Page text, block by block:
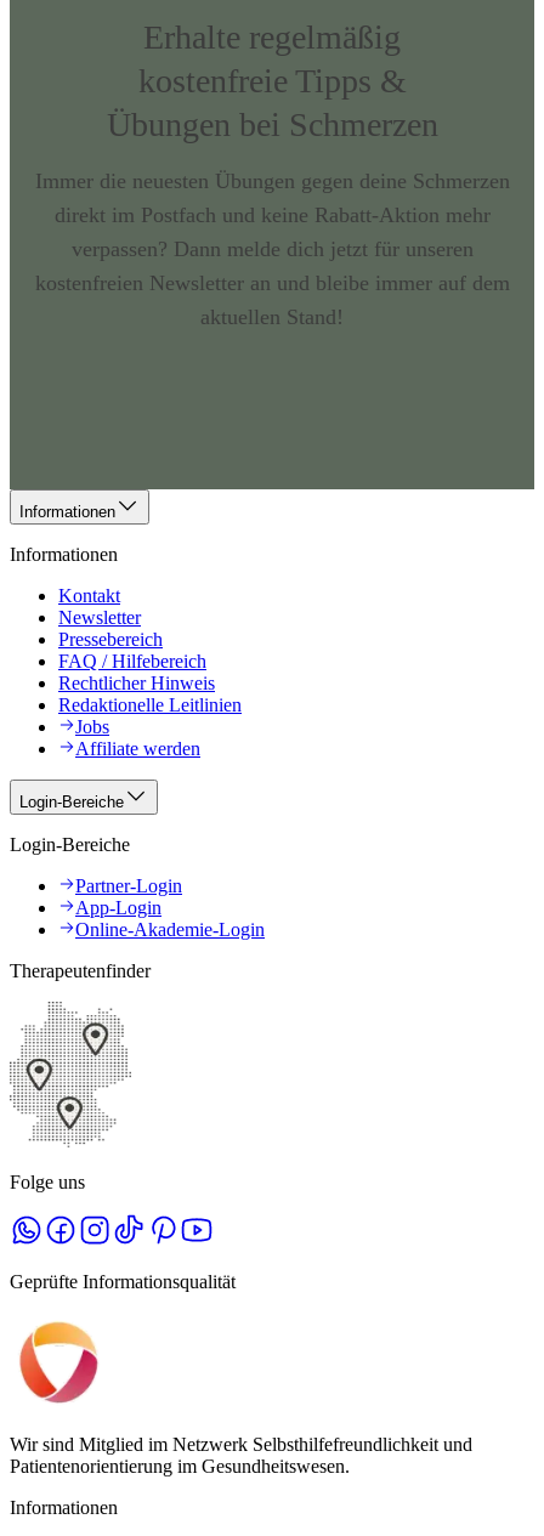
Erhalte regelmäßig
kostenfreie Tipps &
Übungen bei Schmerzen
Immer die neuesten Übungen gegen deine Schmerzen
direkt im Postfach und keine Rabatt-Aktion mehr
verpassen? Dann melde dich jetzt für unseren
kostenfreien Newsletter an und bleibe immer auf dem
aktuellen Stand!
Informationen
Informationen
Kontakt
Newsletter
Pressebereich
FAQ / Hilfebereich
Rechtlicher Hinweis
Redaktionelle Leitlinien
Jobs
Affiliate werden
Login-Bereiche
Login-Bereiche
Partner-Login
App-Login
Online-Akademie-Login
Therapeutenfinder
Folge uns
Geprüfte Informationsqualität
Wir sind Mitglied im Netzwerk Selbsthilfefreundlichkeit und
Patientenorientierung im Gesundheitswesen.
Informationen